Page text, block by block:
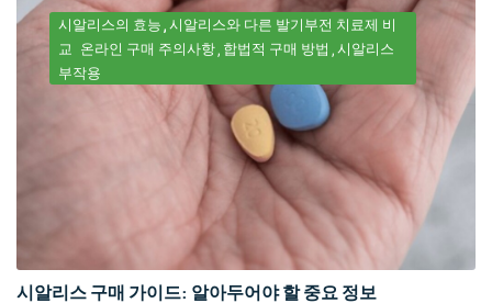
시알리스의 효능 시알리스와 다른 발기부전 치료제 비
교 온라인 구매 주의사항 합법적 구매 방법 시알리스
부작용
시알리스 구매 가이드: 알아두어야 할 중요 정보